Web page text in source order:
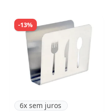
-13%
6x sem juros